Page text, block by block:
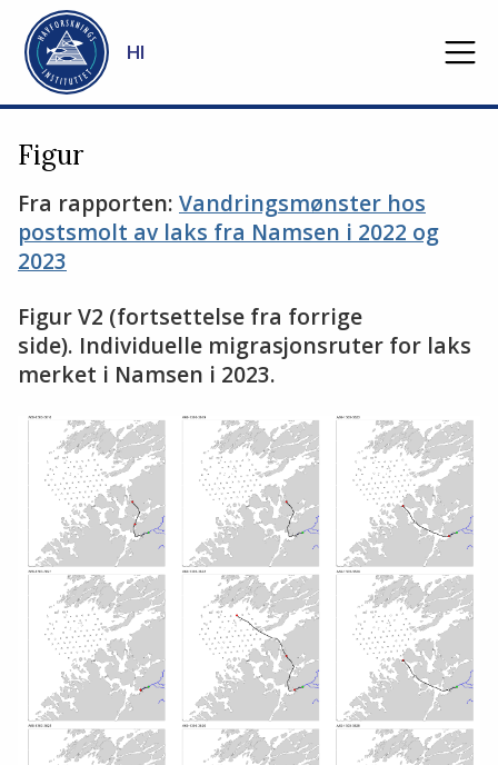
Gå til hovedinnhold
HI
Figur
Fra rapporten: Vandringsmønster hos
postsmolt av laks fra Namsen i 2022 og
2023
Figur V2 (fortsettelse fra forrige
side). Individuelle migrasjonsruter for laks
merket i Namsen i 2023.